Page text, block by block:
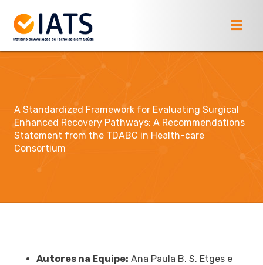
A Standardized Framework for Evaluating Surgical
Enhanced Recovery Pathways: A Recommendations
Statement from the TDABC in Health-care
Consortium
Autores na Equipe: Ana Paula B. S. Etges e